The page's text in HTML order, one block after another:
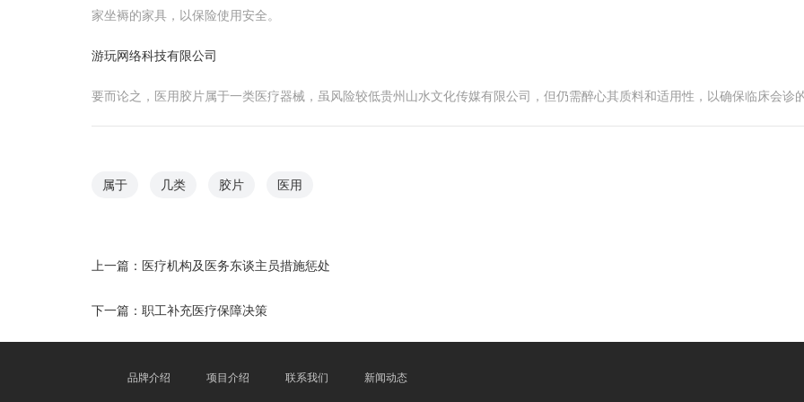
家坐褥的家具，以保险使用安全。
游 玩 网 络 科 技 有 限 公 司
要而论之，医用胶片属于一类医疗器械，虽风险较低贵州山水文化传媒有限公司，但仍需醉心其质料和适用性，以确保临床会诊
属于 几类 胶片 医用
上一篇： 医疗机构及医务东谈主员措施惩处
下一篇： 职工补充医疗保障决策
品牌介绍 项目介绍 联系我们 新闻动态